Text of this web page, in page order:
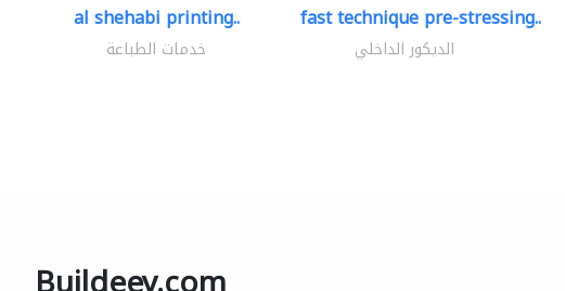
al shehabi printing..
خدمات الطباعة
fast technique pre-stressing..
الديكور الداخلي